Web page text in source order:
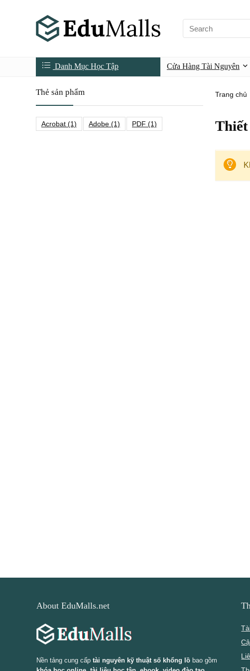
Danh Mục Học Tập Cửa Hàng Tài Nguyên
Thẻ sản phẩm
Acrobat (1) Adobe (1) PDF (1)
Trang chủ
Thiết
About EduMalls.net
Nền tảng cung cấp tài nguyên kỹ thuật số khổng lồbao gồm